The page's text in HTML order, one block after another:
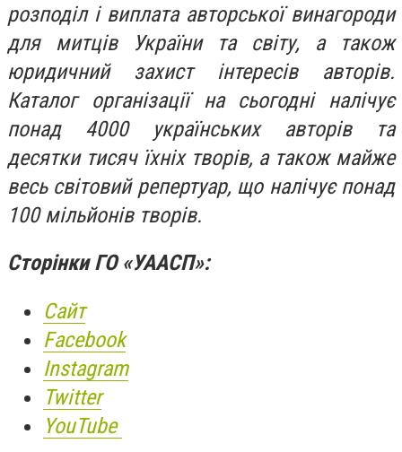
розподіл і виплата авторської винагороди
для митців України та світу, а також
юридичний захист інтересів авторів.
Каталог організації на сьогодні налічує
понад 4000 українських авторів та
десятки тисяч їхніх творів, а також майже
весь світовий репертуар, що налічує понад
100 мільйонів творів.
Сторінки ГО «УААСП»:
Сайт
Facebook
Instagram
Twitter
YouTube